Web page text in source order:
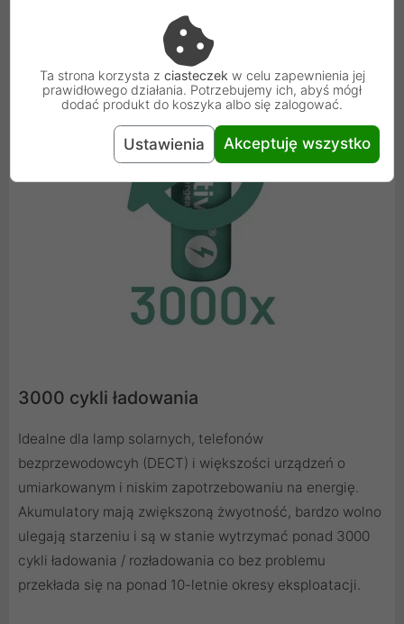
lat, a w dodatku ich koszt nie odbiega znacznie od
baterii alkalicznych dostępnych w typowym markecie.
3000 cykli ładowania
Idealne dla lamp solarnych, telefonów
bezprzewodowcyh (DECT) i większości urządzeń o
umiarkowanym i niskim zapotrzebowaniu na energię.
Akumulatory mają zwiększoną żwyotność, bardzo wolno
ulegają starzeniu i są w stanie wytrzymać ponad 3000
cykli ładowania / rozładowania co bez problemu
przekłada się na ponad 10-letnie okresy eksploatacji.
Ta strona korzysta z ciasteczek w celu zapewnienia jej
prawidłowego działania. Potrzebujemy ich, abyś mógł
dodać produkt do koszyka albo się zalogować.
Ustawienia Akceptuję wszystko